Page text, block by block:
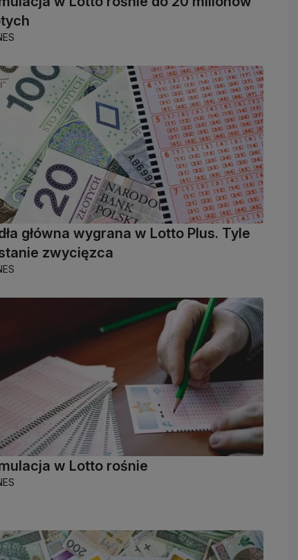
główna wygrana w Lotto Plus. Tyle
zwycięzca
w Lotto rośnie